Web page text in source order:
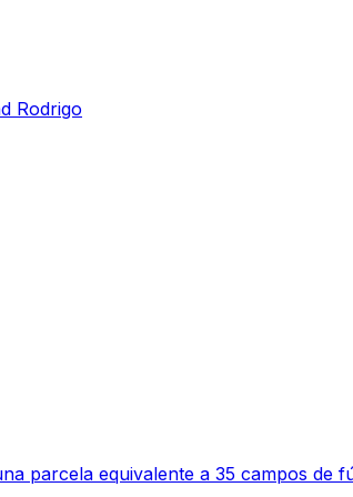
Rodrigo
parcela equivalente a 35 campos de